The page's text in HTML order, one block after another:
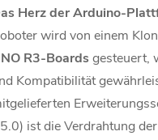
Herz der Arduino-
wird von einem
R3-Boards gesteuert,
Kompatibilität
ist die Verdrahtung